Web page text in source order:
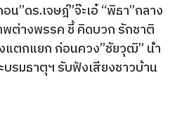
น”ดร.เจษฎ์”จ๊ะเอ๋ “พิธา”กลาง
ต่างพรรค ชี้ คิดบวก รักชาติ
แตกแยก ก่อนควง”ชัยวุฒิ” นำ
รมธาตุฯ รับฟังเสียงชาวบ้าน